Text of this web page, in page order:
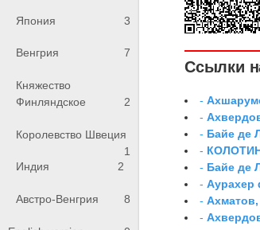
Япония 3
Венгрия 7
Княжество
Финляндское
2
Королевство Швеция
1
Индия
2
Австро-Венгрия 8
Ссылки
-
-
- Байе де
-
- Байе де
-Аурахер
-
-